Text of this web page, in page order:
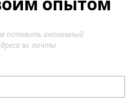
оставить анонимный
эл. почты